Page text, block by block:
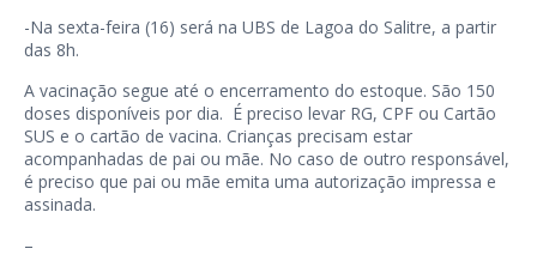
-Na sexta-feira (16) será na UBS de Lagoa do Salitre, a partir
das 8h.
A vacinação segue até o encerramento do estoque. São 150
doses disponíveis por dia. É preciso levar RG, CPF ou Cartão
SUS e o cartão de vacina. Crianças precisam estar
acompanhadas de pai ou mãe. No caso de outro responsável,
é preciso que pai ou mãe emita uma autorização impressa e
assinada.
–